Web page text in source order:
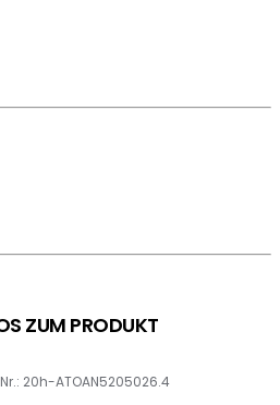
ZUM PRODUKT
20h-ATOAN5205026.4